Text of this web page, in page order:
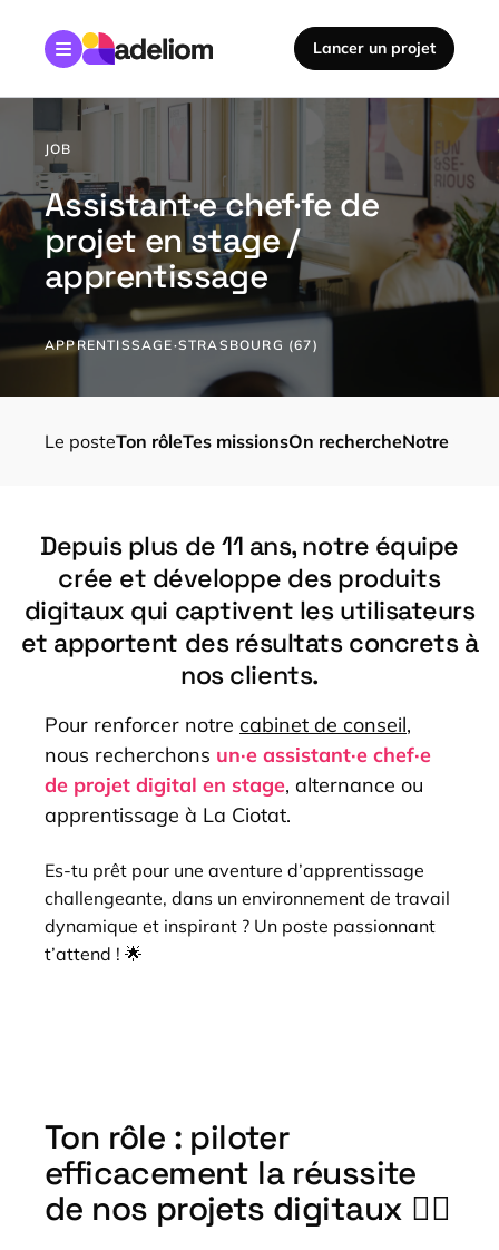
Accéder au contenu principal
Lancer un projet
JOB
Assistant·e chef·fe de
projet en stage /
apprentissage
APPRENTISSAGE·STRASBOURG (67)
Depuis plus de 11 ans, notre équipe
crée et développe des produits
digitaux qui captivent les utilisateurs
et apportent des résultats concrets à
nos clients.
Pour renforcer notre cabinet de conseil,
nous recherchons un·e assistant·e chef·e
de projet digital en stage, alternance ou
apprentissage à La Ciotat.
Es-tu prêt pour une aventure d’apprentissage
challengeante, dans un environnement de travail
dynamique et inspirant ? Un poste passionnant
t’attend ! 🌟
Le posteTon rôleTes missionsOn rechercheNotre
Ton rôle : piloter
efficacement la réussite
de nos projets digitaux 🦸‍♂️